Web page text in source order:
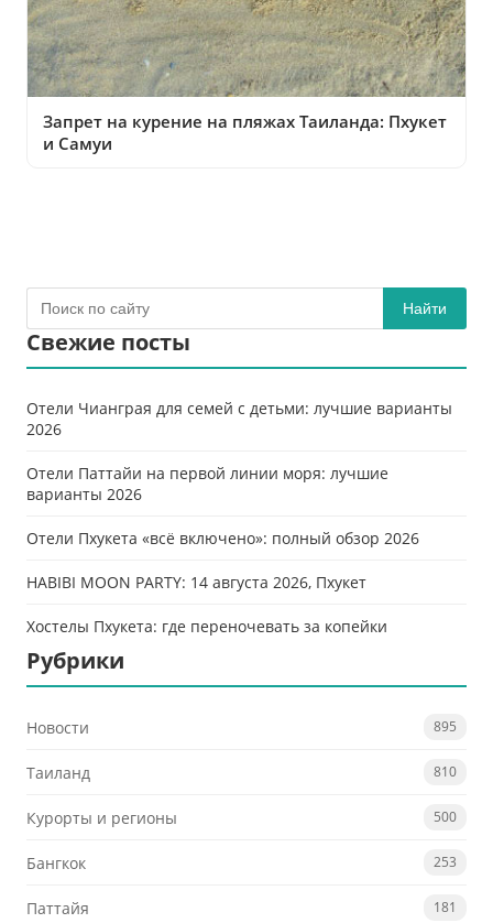
Запрет на курение на пляжах Таиланда: Пхукет
и Самуи
Найти
Свежие посты
Отели Чианграя для семей с детьми: лучшие варианты
2026
Отели Паттайи на первой линии моря: лучшие
варианты 2026
Отели Пхукета «всё включено»: полный обзор 2026
HABIBI MOON PARTY: 14 августа 2026, Пхукет
Хостелы Пхукета: где переночевать за копейки
Рубрики
Новости 895
Таиланд 810
Курорты и регионы 500
Бангкок 253
Паттайя 181